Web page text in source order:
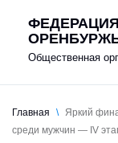
Общественная
Главная \ Яркий
среди мужчин — IV